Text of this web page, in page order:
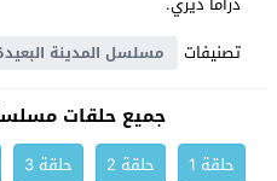
تصنيفات
مسلسل المدينة
جميع حلقات
حلقة 1 حلقة 2 حلقة 3